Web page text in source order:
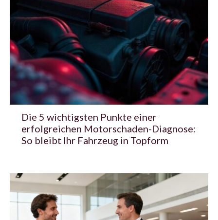
Die 5 wichtigsten Punkte einer
erfolgreichen Motorschaden-Diagnose:
So bleibt Ihr Fahrzeug in Topform